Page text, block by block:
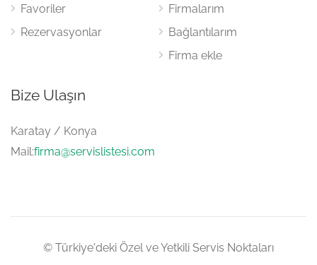
Favoriler
Rezervasyonlar
Firmalarım
Bağlantılarım
Firma ekle
Bize Ulaşın
Karatay / Konya
Mail:firma@servislistesi.com
© Türkiye'deki Özel ve Yetkili Servis Noktaları